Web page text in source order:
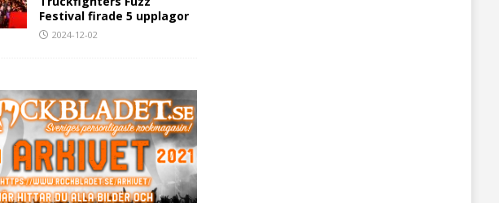
Festival firade 5 upplagor
2024-12-02